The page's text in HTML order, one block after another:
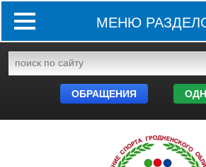
МЕНЮ
ОБРАЩЕНИЯ